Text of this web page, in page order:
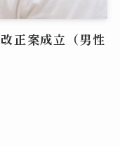
正案成立（男性